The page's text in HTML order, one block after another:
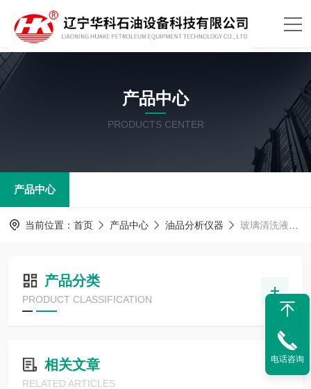
产品中心
PRODUCTS CENTER
产品中心
当前位置： 首页 产品中心 油品分析仪器 玻璃清洗液洗净力测定器
产品分类
PRODUCT CLASSIFICATION
相关文章
RELATED ARTICLES
电话咨询